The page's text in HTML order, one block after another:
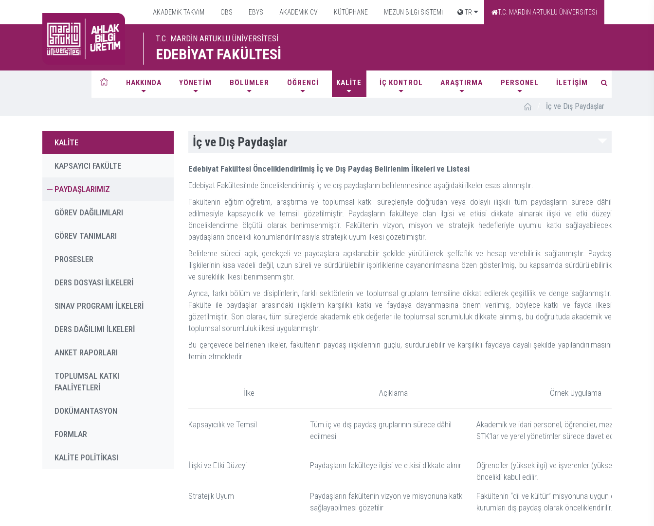
AKADEMİK TAKVİM OBS EBYS AKADEMİK CV KÜTÜPHANE MEZUN BİLGİ SİSTEMİ TR T.C. MARDİN ARTUKLU ÜNİVERSİTESİ
T.C. MARDİN ARTUKLU ÜNİVERSİTESİ
EDEBİYAT FAKÜLTESİ
HAKKINDA YÖNETİM BÖLÜMLER ÖĞRENCİ KALİTE İÇ KONTROL ARAŞTIRMA PERSONEL İLETİŞİM
İç ve Dış Paydaşlar
KALİTE
KAPSAYICI FAKÜLTE
PAYDAŞLARIMIZ
GÖREV DAĞILIMLARI
GÖREV TANIMLARI
PROSESLER
DERS DOSYASI İLKELERİ
SINAV PROGRAMI İLKELERİ
DERS DAĞILIMI İLKELERİ
ANKET RAPORLARI
TOPLUMSAL KATKI
FAALİYETLERİ
DOKÜMANTASYON
FORMLAR
KALİTE POLİTİKASI
İç ve Dış Paydaşlar
Edebiyat Fakültesi Önceliklendirilmiş İç ve Dış Paydaş Belirlenim İlkeleri ve Listesi
Edebiyat Fakültesi’nde önceliklendirilmiş iç ve dış paydaşların belirlenmesinde aşağıdaki ilkeler esas alınmıştır:
Fakültenin eğitim-öğretim, araştırma ve toplumsal katkı süreçleriyle doğrudan veya dolaylı ilişkili tüm paydaşların sürece dâhil
edilmesiyle kapsayıcılık ve temsil gözetilmiştir. Paydaşların fakülteye olan ilgisi ve etkisi dikkate alınarak ilişki ve etki düzeyi
önceliklendirme ölçütü olarak benimsenmiştir. Fakültenin vizyon, misyon ve stratejik hedefleriyle uyumlu katkı sağlayabilecek
paydaşların öncelikli konumlandırılmasıyla stratejik uyum ilkesi gözetilmiştir.
Belirleme süreci açık, gerekçeli ve paydaşlara açıklanabilir şekilde yürütülerek şeffaflık ve hesap verebilirlik sağlanmıştır. Paydaş
ilişkilerinin kısa vadeli değil, uzun süreli ve sürdürülebilir işbirliklerine dayandırılmasına özen gösterilmiş, bu kapsamda sürdürülebilirlik
ve süreklilik ilkesi benimsenmiştir.
Ayrıca, farklı bölüm ve disiplinlerin, farklı sektörlerin ve toplumsal grupların temsiline dikkat edilerek çeşitlilik ve denge sağlanmıştır.
Fakülte ile paydaşlar arasındaki ilişkilerin karşılıklı katkı ve faydaya dayanmasına önem verilmiş, böylece katkı ve fayda ilkesi
gözetilmiştir. Son olarak, tüm süreçlerde akademik etik değerler ile toplumsal sorumluluk dikkate alınmış, bu doğrultuda akademik ve
toplumsal sorumluluk ilkesi uygulanmıştır.
Bu çerçevede belirlenen ilkeler, fakültenin paydaş ilişkilerinin güçlü, sürdürülebilir ve karşılıklı faydaya dayalı şekilde yapılandırılmasını
temin etmektedir.
İlke Açıklama Örnek Uygulama
Kapsayıcılık ve Temsil
Tüm iç ve dış paydaş gruplarının sürece dâhil
edilmesi
Akademik ve idari personel, öğrenciler, mezunlar,
STK’lar ve yerel yönetimler sürece davet edilir.
İlişki ve Etki Düzeyi Paydaşların fakülteye ilgisi ve etkisi dikkate alınır
Öğrenciler (yüksek ilgi) ve işverenler (yüksek etki) daha
öncelikli kabul edilir.
Stratejik Uyum
Paydaşların fakültenin vizyon ve misyonuna katkı
sağlayabilmesi gözetilir
Fakültenin “dil ve kültür” misyonuna uygun olarak,
kurumları dış paydaş olarak önceliklendirilir.